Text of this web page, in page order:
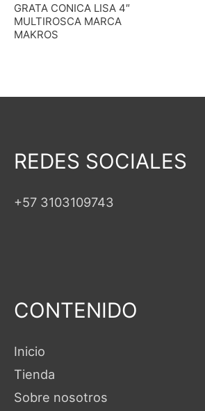
GRATA CONICA LISA 4″
MULTIROSCA MARCA
MAKROS
REDES SOCIALES
+57 3103109743
CONTENIDO
Inicio
Tienda
Sobre nosotros